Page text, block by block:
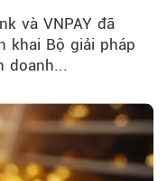
và VNPAY đã
khai Bộ giải pháp
doanh...